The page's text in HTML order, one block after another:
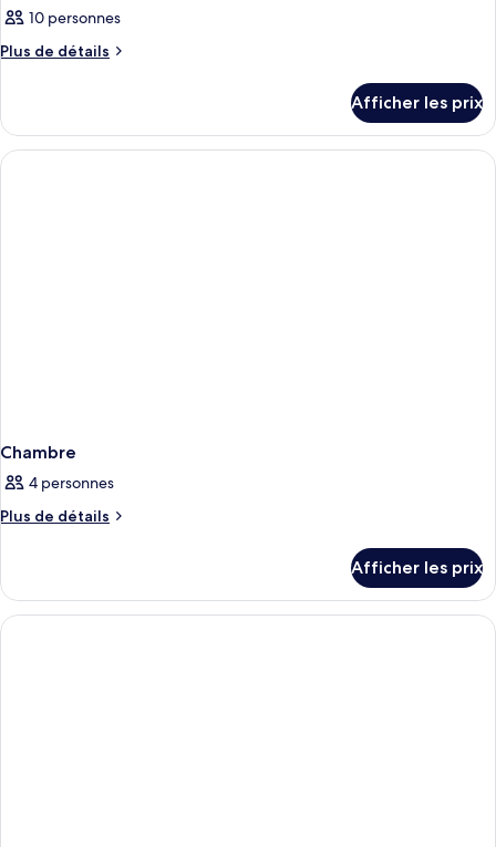
10 personnes
Plus de détails
Plus
Chambre
Afficher les prix
Chambre
4 personnes
Plus de détails
Plus
Chambre
Afficher les prix